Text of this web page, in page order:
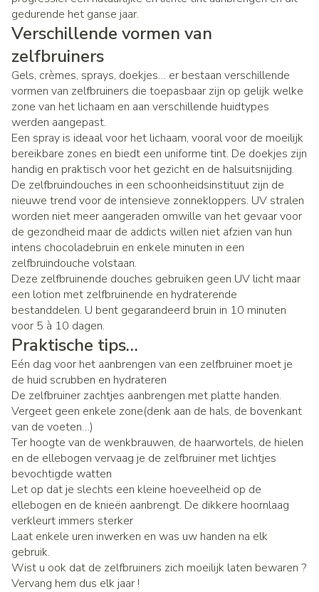
gedurende het ganse jaar.
Verschillende vormen van
zelfbruiners
Gels, crèmes, sprays, doekjes… er bestaan verschillende
vormen van zelfbruiners die toepasbaar zijn op gelijk welke
zone van het lichaam en aan verschillende huidtypes
werden aangepast.
Een spray is ideaal voor het lichaam, vooral voor de moeilijk
bereikbare zones en biedt een uniforme tint. De doekjes zijn
handig en praktisch voor het gezicht en de halsuitsnijding.
De zelfbruindouches in een schoonheidsinstituut zijn de
nieuwe trend voor de intensieve zonnekloppers. UV stralen
worden niet meer aangeraden omwille van het gevaar voor
de gezondheid maar de addicts willen niet afzien van hun
intens chocoladebruin en enkele minuten in een
zelfbruindouche volstaan.
Deze zelfbruinende douches gebruiken geen UV licht maar
een lotion met zelfbruinende en hydraterende
bestanddelen. U bent gegarandeerd bruin in 10 minuten
voor 5 à 10 dagen.
Praktische tips…
Eén dag voor het aanbrengen van een zelfbruiner moet je
de huid scrubben en hydrateren
De zelfbruiner zachtjes aanbrengen met platte handen.
Vergeet geen enkele zone(denk aan de hals, de bovenkant
van de voeten…)
Ter hoogte van de wenkbrauwen, de haarwortels, de hielen
en de ellebogen vervaag je de zelfbruiner met lichtjes
bevochtigde watten
Let op dat je slechts een kleine hoeveelheid op de
ellebogen en de knieën aanbrengt. De dikkere hoornlaag
verkleurt immers sterker
Laat enkele uren inwerken en was uw handen na elk
gebruik.
Wist u ook dat de zelfbruiners zich moeilijk laten bewaren ?
Vervang hem dus elk jaar !